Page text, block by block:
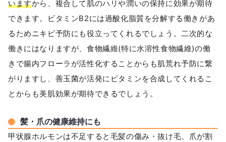
いますから、複合して肌のハリや潤いの保持に効果が期待
できます。ビタミンB2には過酸化脂質を分解する働きがあ
るためニキビ予防にも役立ってくれるでしょう。二次的な
働きにはなりますが、食物繊維(特に水溶性食物繊維)の働
きで腸内フローラが活性化することからも肌荒れ予防に繋
がりますし、善玉菌が活発にビタミンを合成してくれるこ
とからも美肌効果が期待できるでしょう。
髪・爪の健康維持にも
甲状腺ホルモンは不足すると毛髪の傷み・抜け毛、爪が割